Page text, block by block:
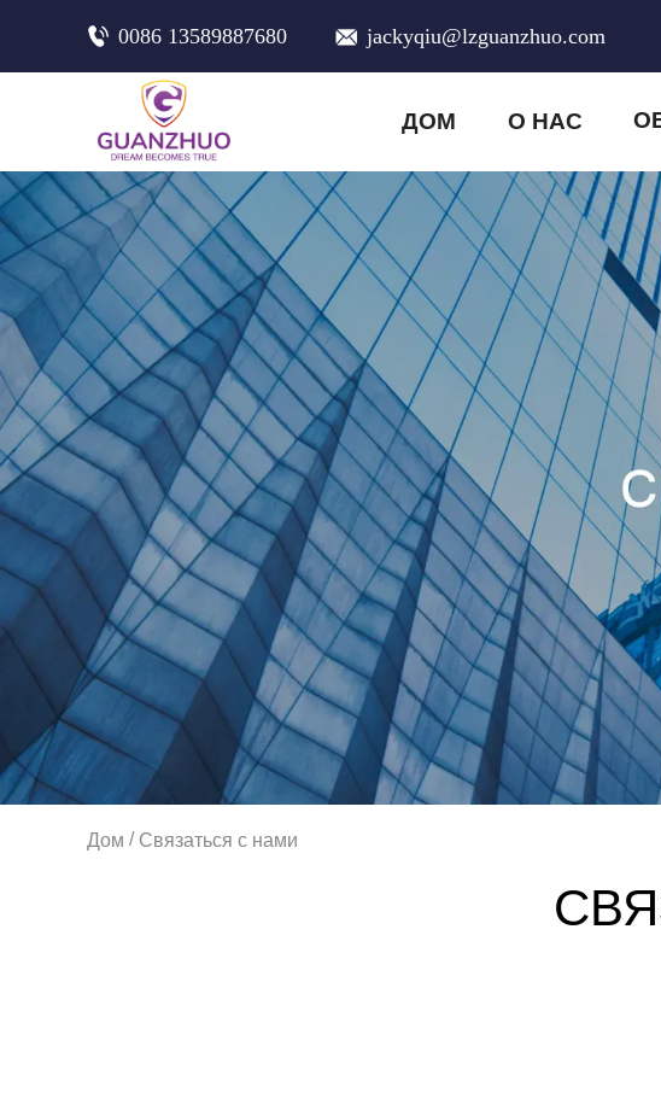
0086 13589887680 jackyqiu@lzguanzhuo.com
ДОМ О НАС
Дом / Связаться с нами